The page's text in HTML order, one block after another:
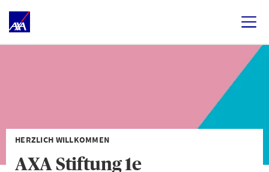
HERZLICH WILLKOMMEN
AXA Stiftung 1e